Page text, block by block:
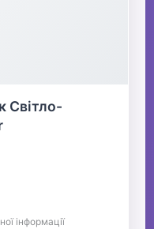
Світло-
інформації